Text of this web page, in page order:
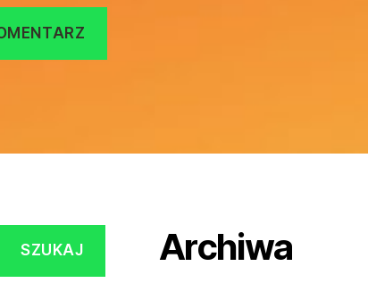
Archiwa